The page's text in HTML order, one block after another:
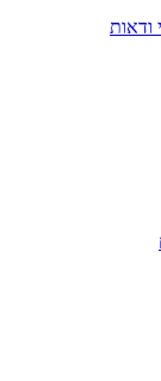
ודאות